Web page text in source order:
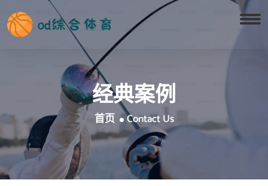
经典案例
首页 Contact Us